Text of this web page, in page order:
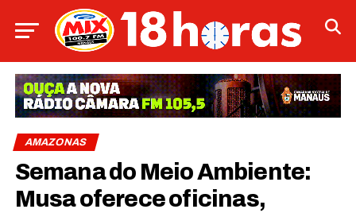
AMAZONAS
Semana do Meio Ambiente:
Musa oferece oficinas,